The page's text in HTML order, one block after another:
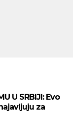
U SRBIJI: Evo
za